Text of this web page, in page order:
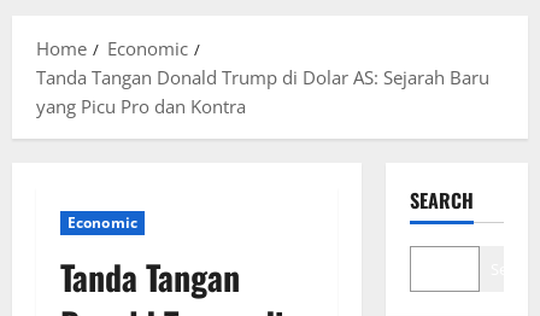
Home
Economic
Tanda Tangan Donald Trump di Dolar AS: Sejarah Baru
yang Picu Pro dan Kontra
Economic
Tanda Tangan
SEARCH